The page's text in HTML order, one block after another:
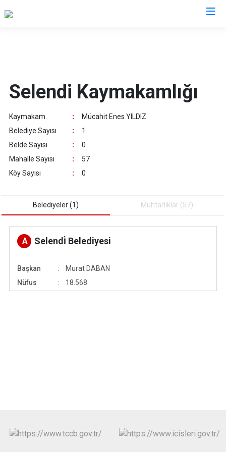
Akhisar
Demirci
Gölmarmara
Gördes
Kırkağaç
Sarıgöl
Selendi Kaymakamlığı
Kaymakam :
Mücahit Enes YILDIZ
Belediye Sayısı
:
1
Belde Sayısı
:
0
Mahalle Sayısı
:
57
Köy Sayısı
: 0
Belediyeler (1) Muhtarliklar (57)
A Selendi̇ Belediyesi
Başkan
Murat DABAN
Nüfus
18.568